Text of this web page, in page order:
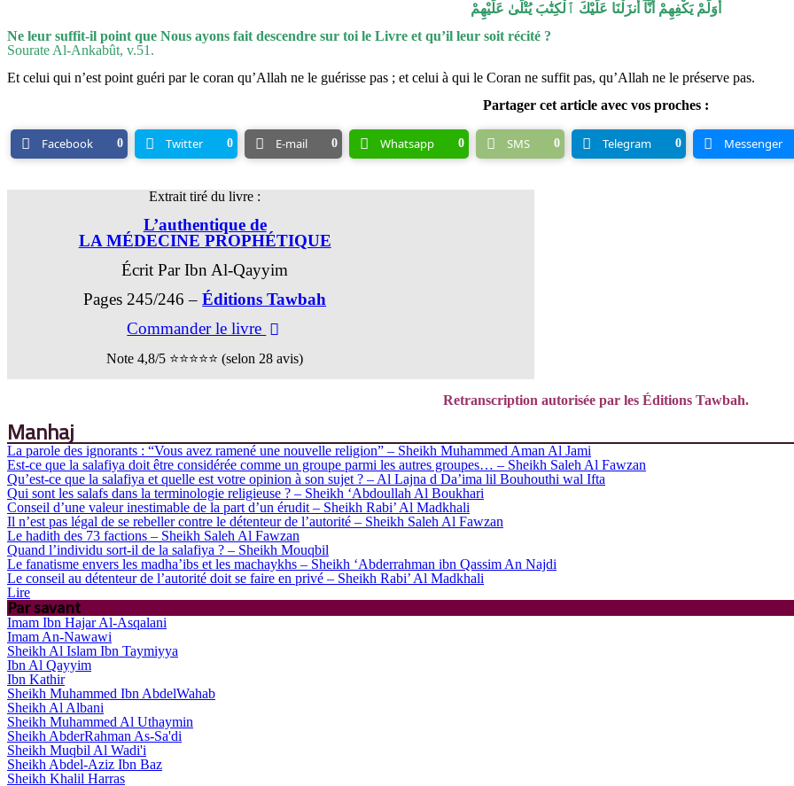
أَوَلَمْ يَكْفِهِمْ أَنَّآ أَنزَلْنَا عَلَيْكَ ٱلْكِتَٰبَ يُتْلَىٰ عَلَيْهِمْ
Ne leur suffit-il point que Nous ayons fait descendre sur toi le Livre et qu’il leur soit récité ?
Sourate Al-Ankabût, v.51.
Et celui qui n’est point guéri par le coran qu’Allah ne le guérisse pas ; et celui à qui le Coran ne suffit pas, qu’Allah ne le préserve pas.
Partager cet article avec vos proches :
Facebook 0 Twitter 0 E-mail 0 Whatsapp 0 SMS 0 Telegram 0 Messenger
Extrait tiré du livre :
L’authentique de
LA MÉDECINE PROPHÉTIQUE
Écrit Par Ibn Al-Qayyim
Pages 245/246 –Éditions Tawbah
Commander le livre
Note 4,8/5 ⭐⭐⭐⭐⭐ (selon 28 avis)
Retranscription autorisée par les Éditions Tawbah.
Manhaj
La parole des ignorants : “Vous avez ramené une nouvelle religion” – Sheikh Muhammed Aman Al Jami
Est-ce que la salafiya doit être considérée comme un groupe parmi les autres groupes… – Sheikh Saleh Al Fawzan
Qu’est-ce que la salafiya et quelle est votre opinion à son sujet ? – Al Lajna d Da’ima lil Bouhouthi wal Ifta
Qui sont les salafs dans la terminologie religieuse ? – Sheikh ‘Abdoullah Al Boukhari
Conseil d’une valeur inestimable de la part d’un érudit – Sheikh Rabi’ Al Madkhali
Il n’est pas légal de se rebeller contre le détenteur de l’autorité – Sheikh Saleh Al Fawzan
Le hadith des 73 factions – Sheikh Saleh Al Fawzan
Quand l’individu sort-il de la salafiya ? – Sheikh Mouqbil
Le fanatisme envers les madha’ibs et les machaykhs – Sheikh ‘Abderrahman ibn Qassim An Najdi
Le conseil au détenteur de l’autorité doit se faire en privé – Sheikh Rabi’ Al Madkhali
Lire
Par savant
Imam Ibn Hajar Al-Asqalani
Imam An-Nawawi
Sheikh Al Islam Ibn Taymiyya
Ibn Al Qayyim
Ibn Kathir
Sheikh Muhammed Ibn AbdelWahab
Sheikh Al Albani
Sheikh Muhammed Al Uthaymin
Sheikh AbderRahman As-Sa'di
Sheikh Muqbil Al Wadi'i
Sheikh Abdel-Aziz Ibn Baz
Sheikh Khalil Harras